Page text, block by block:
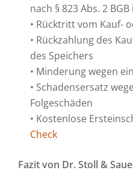
nach § 823 Abs. 2
• Rücktritt vom Kauf-
• Rückzahlung des
des Speichers
• Minderung wegen
• Schadensersatz
Folgeschäden
• Kostenlose
Check
Fazit von Dr. Stoll &